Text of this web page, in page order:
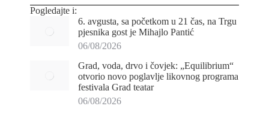
Pogledajte i:
6. avgusta, sa početkom u 21 čas, na Trgu
pjesnika gost je Mihajlo Pantić
06/08/2026
Grad, voda, drvo i čovjek: „Equilibrium“
otvorio novo poglavlje likovnog programa
festivala Grad teatar
06/08/2026